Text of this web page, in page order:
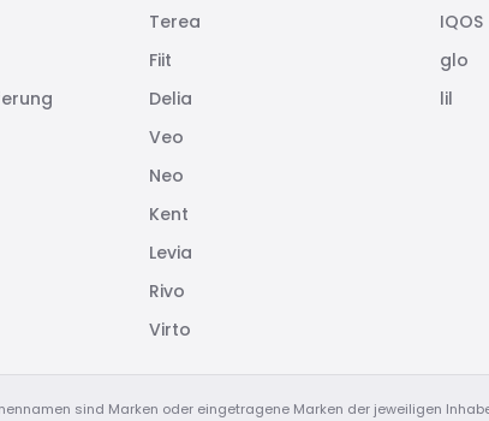
Terea
Fiit
Delia
Veo
Neo
Kent
Levia
Rivo
Virto
IQOS
glo
lil
sind Marken oder eingetragene Marken der jeweiligen